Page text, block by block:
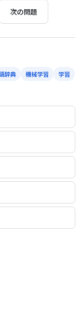
次の問題
辞典 機械学習 学習